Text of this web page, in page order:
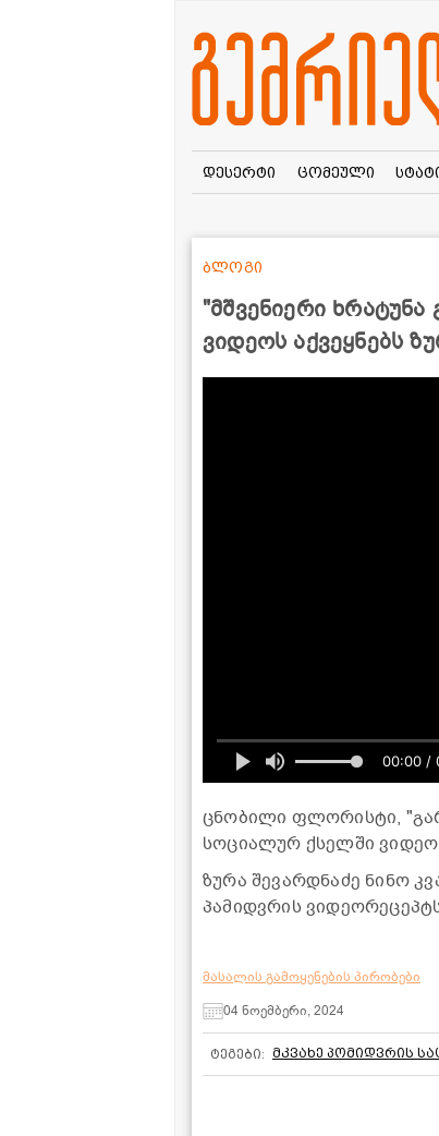
დესერტი ცომეული
"მშვენიერი
ვიდეოს აქვეყნებს
ბლოგი
00:00 /
ცნობილი ფლორისტი,
სოციალურ ქსელში
ზურა შევარდნაძე ნინო
პამიდვრის
მასალის გამოყენების პირობები
04 ნოემბერი, 2024
ტეგები: მკვახე პომიდვრის